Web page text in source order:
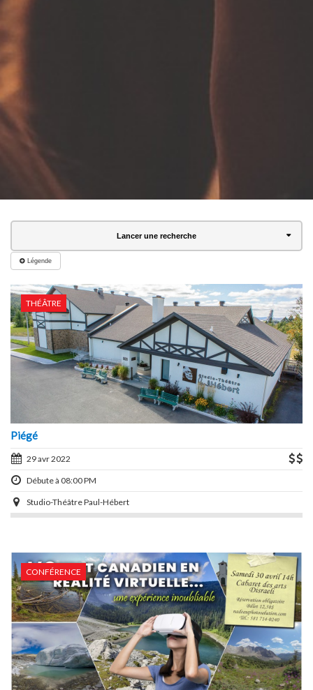
Lancer une recherche
Légende
THÉÂTRE
Piégé
29 avr 2022
Débute à 08:00 PM
Studio-Théâtre Paul-Hébert
CONFÉRENCE